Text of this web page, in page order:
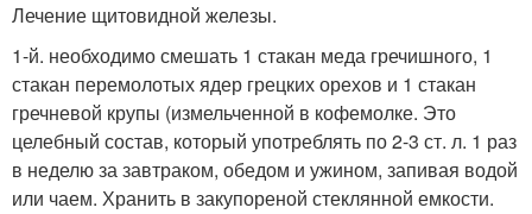
Лечение щитовидной железы.
1-й. необходимо смешать 1 стакан меда гречишного, 1
стакан перемолотых ядер грецких орехов и 1 стакан
гречневой крупы (измельченной в кофемолке. Это
целебный состав, который употреблять по 2-3 ст. л. 1 раз
в неделю за завтраком, обедом и ужином, запивая водой
или чаем. Хранить в закупореной стеклянной емкости.